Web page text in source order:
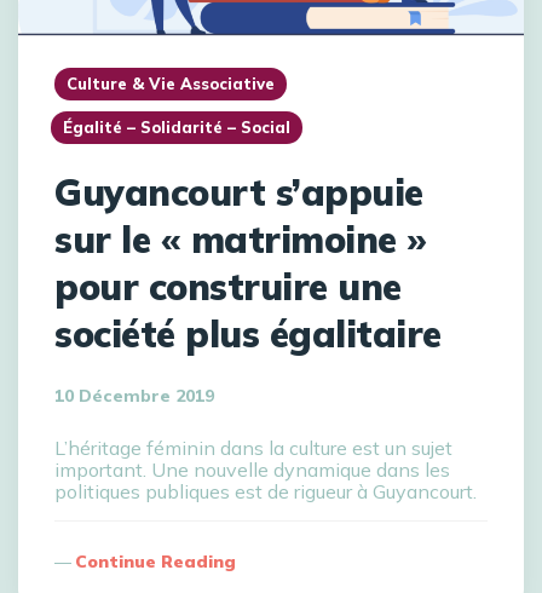
Culture & Vie Associative
Égalité – Solidarité – Social
Guyancourt s’appuie
sur le « matrimoine »
pour construire une
société plus égalitaire
10 Décembre 2019
L’héritage féminin dans la culture est un sujet
important. Une nouvelle dynamique dans les
politiques publiques est de rigueur à Guyancourt.
Continue Reading